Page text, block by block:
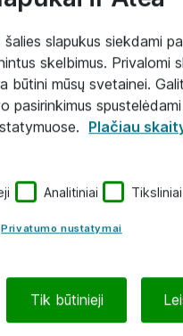
slapukus siekdami
skelbimus. Privalomi
būtini mūsų svetainei.
pasirinkimus
Plačiau
Analitiniai Tiksliniai
Privatumo nustatymai
Tik būtinieji